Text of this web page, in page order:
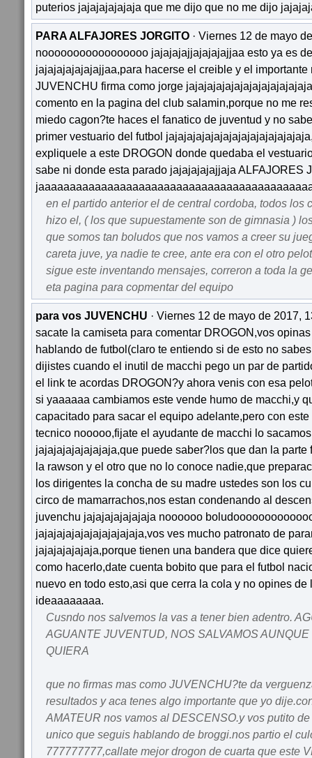
puterios jajajajajajaja que me dijo que no me dijo
PARA ALFAJORES JORGITO · Viernes 12 de mayo
nooooooooooooooooo jajajajajjajajajajjaa esto ya es
jajajajajajajajjaa,para hacerse el creible y el importante
JUVENCHU firma como jorge
comento en la pagina del club salamin,porque no me
miedo cagon?te haces el fanatico de juventud y no
primer vestuario del futbol
expliquele a este DROGON donde quedaba el
sabe ni donde esta parado jajajajajajjaja ALFAJORES
en el partido anterior el de central cordoba, todos los
hizo el, ( los que supuestamente son de gimnasia )
que somos tan boludos que nos vamos a creer su
careta juve, ya nadie te cree, ante era con el otro
sigue este inventando mensajes, correron a toda la
eta pagina para copmentar del equipo
para vos JUVENCHU · Viernes 12 de mayo de 2017,
sacate la camiseta para comentar DROGON,vos
hablando de futbol(claro te entiendo si de esto no
dijistes cuando el inutil de macchi pego un par de
el link te acordas DROGON?y ahora venis con esa
si yaaaaaa cambiamos este vende humo de macchi,y
capacitado para sacar el equipo adelante,pero con
tecnico nooooo,fijate el ayudante de macchi lo
jajajajajajajajaja,que puede saber?los que dan la parte
la rawson y el otro que no lo conoce nadie,que
los dirigentes la concha de su madre ustedes son los
circo de mamarrachos,nos estan condenando al
juvenchu jajajajajajajaja noooooo
jajajajajajajajajajajaja,vos ves mucho patronato de
jajajajajajaja,porque tienen una bandera que dice
como hacerlo,date cuenta bobito que para el futbol
nuevo en todo esto,asi que cerra la cola y no opines de
ideaaaaaaaa.
Cusndo nos salvemos la vas a tener bien adentro.
AGUANTE JUVENTUD, NOS SALVAMOS
QUIERA
que no firmas mas como JUVENCHU?te da
resultados y aca tenes algo importante que yo
AMATEUR nos vamos al DESCENSO.y vos putito
unico que seguis hablando de broggi.nos partio el
777777777,callate mejor drogon de cuarta que este